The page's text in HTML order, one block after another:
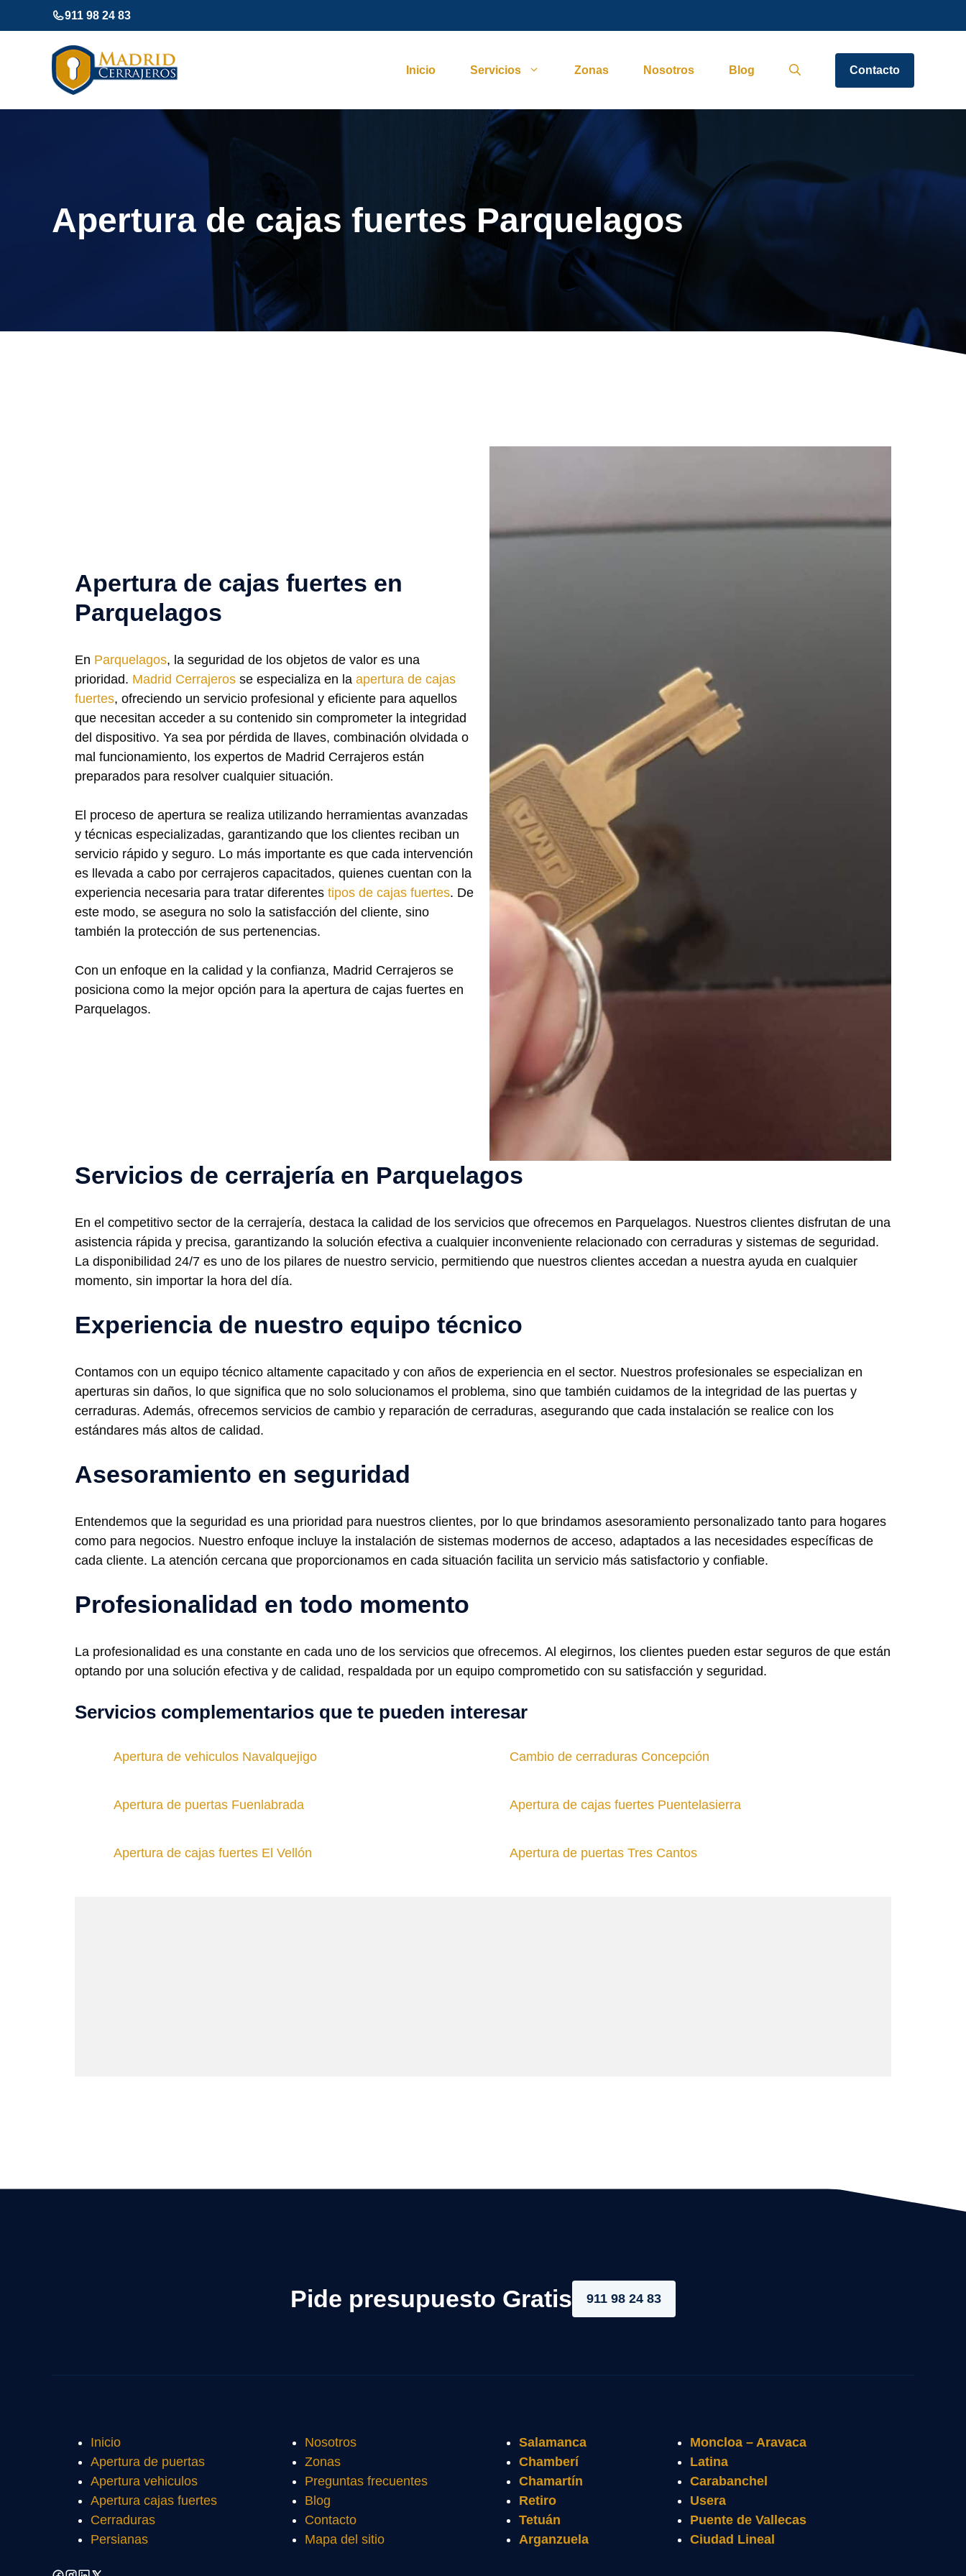
al
911 98 24 83
Inicio Servicios Zonas Nosotros Blog Contacto
Apertura de cajas fuertes Parquelagos
Apertura de cajas fuertes en
Parquelagos
En Parquelagos, la seguridad de los objetos de valor es una
prioridad. Madrid Cerrajeros se especializa en la apertura de cajas
fuertes, ofreciendo un servicio profesional y eficiente para aquellos
que necesitan acceder a su contenido sin comprometer la integridad
del dispositivo. Ya sea por pérdida de llaves, combinación olvidada o
mal funcionamiento, los expertos de Madrid Cerrajeros están
preparados para resolver cualquier situación.
El proceso de apertura se realiza utilizando herramientas avanzadas
y técnicas especializadas, garantizando que los clientes reciban un
servicio rápido y seguro. Lo más importante es que cada intervención
es llevada a cabo por cerrajeros capacitados, quienes cuentan con la
experiencia necesaria para tratar diferentes tipos de cajas fuertes. De
este modo, se asegura no solo la satisfacción del cliente, sino
también la protección de sus pertenencias.
Con un enfoque en la calidad y la confianza, Madrid Cerrajeros se
posiciona como la mejor opción para la apertura de cajas fuertes en
Parquelagos.
Servicios de cerrajería en Parquelagos
En el competitivo sector de la cerrajería, destaca la calidad de los servicios que ofrecemos en Parquelagos. Nuestros clientes disfrutan de una
asistencia rápida y precisa, garantizando la solución efectiva a cualquier inconveniente relacionado con cerraduras y sistemas de seguridad.
La disponibilidad 24/7 es uno de los pilares de nuestro servicio, permitiendo que nuestros clientes accedan a nuestra ayuda en cualquier
momento, sin importar la hora del día.
Experiencia de nuestro equipo técnico
Contamos con un equipo técnico altamente capacitado y con años de experiencia en el sector. Nuestros profesionales se especializan en
aperturas sin daños, lo que significa que no solo solucionamos el problema, sino que también cuidamos de la integridad de las puertas y
cerraduras. Además, ofrecemos servicios de cambio y reparación de cerraduras, asegurando que cada instalación se realice con los
estándares más altos de calidad.
Asesoramiento en seguridad
Entendemos que la seguridad es una prioridad para nuestros clientes, por lo que brindamos asesoramiento personalizado tanto para hogares
como para negocios. Nuestro enfoque incluye la instalación de sistemas modernos de acceso, adaptados a las necesidades específicas de
cada cliente. La atención cercana que proporcionamos en cada situación facilita un servicio más satisfactorio y confiable.
Profesionalidad en todo momento
La profesionalidad es una constante en cada uno de los servicios que ofrecemos. Al elegirnos, los clientes pueden estar seguros de que están
optando por una solución efectiva y de calidad, respaldada por un equipo comprometido con su satisfacción y seguridad.
Servicios complementarios que te pueden interesar
Apertura de vehiculos Navalquejigo Cambio de cerraduras Concepción
Apertura de puertas Fuenlabrada Apertura de cajas fuertes Puentelasierra
Apertura de cajas fuertes El Vellón Apertura de puertas Tres Cantos
Pide presupuesto Gratis 911 98 24 83
Inicio
Apertura de puertas
Apertura vehiculos
Apertura cajas fuertes
Cerraduras
Persianas
Nosotros
Zonas
Preguntas frecuentes
Blog
Contacto
Mapa del sitio
Salamanca
Chamberí
Chamartín
Retiro
Tetuán
Arganzuela
Moncloa – Aravaca
Latina
Carabanchel
Usera
Puente de Vallecas
Ciudad Lineal